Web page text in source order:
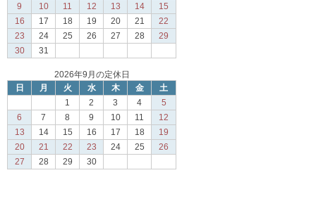
9
10 11 12 13 14
15
16
17 18 19 20 21
22
23
24 25 26 27 28
29
30
31
2026年9月の定休日
日
月 火 水 木 金
土
1
2 3 4
5
6
7 8 9 10 11
12
13
14 15 16 17 18
19
20
21 22 23 24 25
26
27
28 29 30